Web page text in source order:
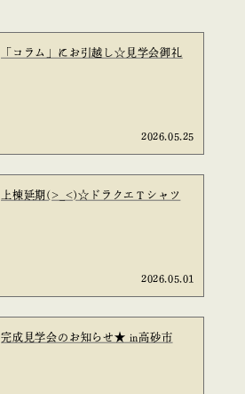
「コラム」にお引越し☆見学会御礼
2026.05.25
上棟延期(>_<)☆ドラクエＴシャツ
2026.05.01
完成見学会のお知らせ★ in高砂市